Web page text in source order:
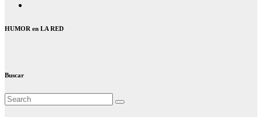
HUMOR en LA RED
Buscar